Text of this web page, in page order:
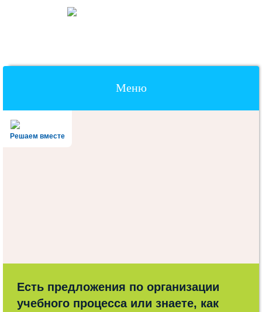
Меню
Наверх
Решаем вместе
Есть предложения по организации
учебного процесса или знаете, как